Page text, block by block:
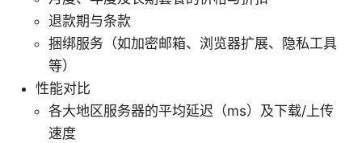
退款期与条款
捆绑服务（如加密邮箱、浏览器扩展、隐私工具
等）
性能对比
各大地区服务器的平均延迟（ms）及下载/上传
速度